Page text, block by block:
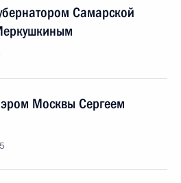
Самарской
Москвы Сергеем